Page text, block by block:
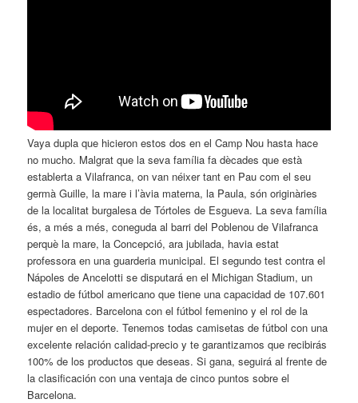
Vaya dupla que hicieron estos dos en el Camp Nou hasta hace
no mucho. Malgrat que la seva família fa dècades que està
establerta a Vilafranca, on van néixer tant en Pau com el seu
germà Guille, la mare i l’àvia materna, la Paula, són originàries
de la localitat burgalesa de Tórtoles de Esgueva. La seva família
és, a més a més, coneguda al barri del Poblenou de Vilafranca
perquè la mare, la Concepció, ara jubilada, havia estat
professora en una guarderia municipal. El segundo test contra el
Nápoles de Ancelotti se disputará en el Michigan Stadium, un
estadio de fútbol americano que tiene una capacidad de 107.601
espectadores. Barcelona con el fútbol femenino y el rol de la
mujer en el deporte. Tenemos todas camisetas de fútbol con una
excelente relación calidad-precio y te garantizamos que recibirás
100% de los productos que deseas. Si gana, seguirá al frente de
la clasificación con una ventaja de cinco puntos sobre el
Barcelona.